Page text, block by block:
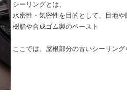
シーリングとは、
水密性・気密性を目的として、目地
樹脂や合成ゴム製のペースト
ここでは、屋根部分の古いシーリング